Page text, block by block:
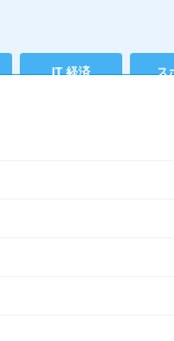
IT 経済 ス